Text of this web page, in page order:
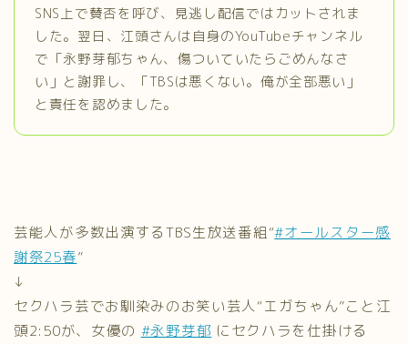
SNS上で賛否を呼び、見逃し配信ではカットされま
した。​翌日、江頭さんは自身のYouTubeチャンネル
で「永野芽郁ちゃん、傷ついていたらごめんなさ
い」と謝罪し、「TBSは悪くない。俺が全部悪い」
と責任を認めました。 ​
芸能人が多数出演するTBS生放送番組“#オールスター感
謝祭25春”
↓
セクハラ芸でお馴染みのお笑い芸人“エガちゃん”こと江
頭2:50が、女優の #永野芽郁 にセクハラを仕掛ける